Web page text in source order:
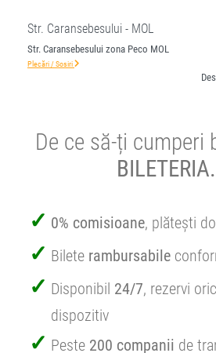
Str. Caransebesului - MOL
Str. Caransebesului zona Peco MOL
Plecări / Sosiri
De ce să-ți cumperi
0% comisioane, plătești
Bilete rambursabile
Disponibil 24/7, rezervi
dispozitiv
Peste 200 companii de